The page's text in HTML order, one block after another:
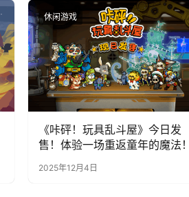
休闲游戏
《咔砰！玩具乱斗屋》今日发
售！体验一场重返童年的魔法
2025年12月4日